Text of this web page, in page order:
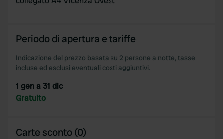
may combine it with other information that you’ve
provided to them or that they’ve collected from your use
of their services.
Periodo di apertura e tariffe
Indicazione del prezzo basata su 2 persone a notte, tasse
incluse ed esclusi eventuali costi aggiuntivi.
1 gen a 31 dic
Gratuito
Carte sconto (0)